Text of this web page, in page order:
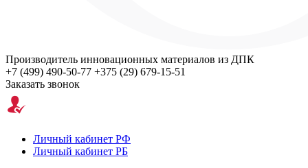
Производитель инновационных материалов из ДПК
+7 (499) 490-50-77 +375 (29) 679-15-51
Заказать звонок
Личный кабинет РФ
Личный кабинет РБ